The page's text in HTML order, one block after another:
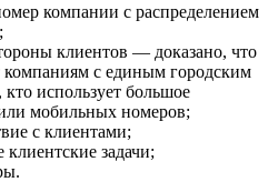
компании с распределением
клиентов — доказано, что
с единым городским
использует большое
мобильных номеров;
с клиентами;
задачи;